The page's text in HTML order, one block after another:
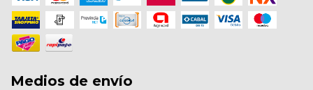
Medios de envío